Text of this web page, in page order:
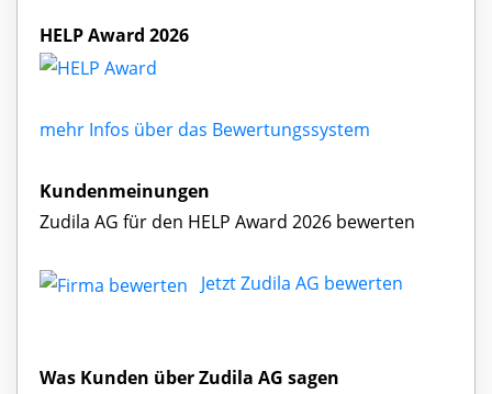
HELP Award 2026
mehr Infos über das Bewertungssystem
Kundenmeinungen
Zudila AG für den HELP Award 2026 bewerten
Jetzt Zudila AG bewerten
Was Kunden über Zudila AG sagen